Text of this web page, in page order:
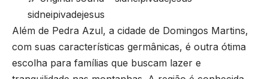
sidneipivadejesus
Além de Pedra Azul, a cidade de Domingos Martins,
com suas características germânicas, é outra ótima
escolha para famílias que buscam lazer e